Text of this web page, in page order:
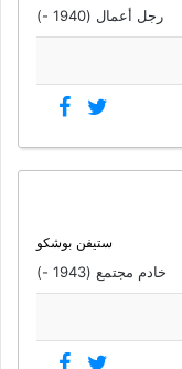
رجل أعمال (1940 -)
ستيفن بوشكو
خادم مجتمع (1943 -)